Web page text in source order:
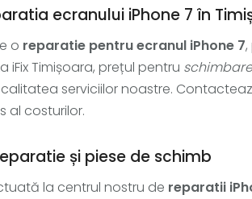
ecranului iPhone 7 în
o reparatie pentru ecranul iPhone 7
iFix Timișoara, prețul pentru
serviciilor noastre.
al costurilor.
și piese de schimb
la centrul nostru de reparatii